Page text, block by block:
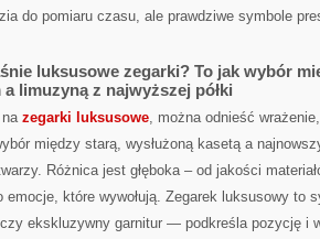
do pomiaru czasu, ale prawdziwe symbole
luksusowe zegarki? To jak wybór
limuzyną z najwyższej półki
na zegarki luksusowe, można odnieść
między starą, wysłużoną kasetą a
Różnica jest głęboka – od jakości
emocje, które wywołują. Zegarek luksusowy to
czy ekskluzywny garnitur — podkreśla pozycję i